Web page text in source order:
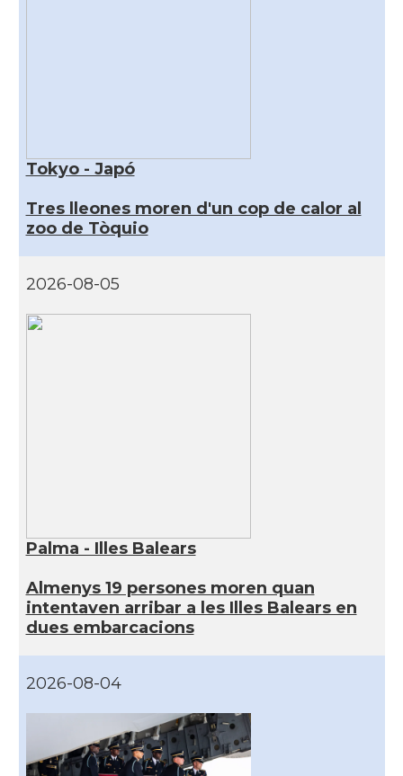
Tokyo - Japó
Tres lleones moren d'un cop de calor al
zoo de Tòquio
2026-08-05
Palma - Illes Balears
Almenys 19 persones moren quan
intentaven arribar a les Illes Balears en
dues embarcacions
2026-08-04